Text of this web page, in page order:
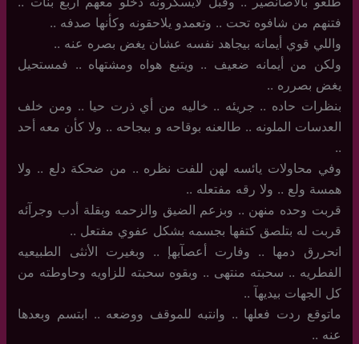
فتنهم من شافوه تحت .. وتعمدو يلاحقونه وكأنها صدفه ..
واللي قوي أيمانه بيجاهد نفسه عشان يغض بصره عنه ..
ولكن من أيمانه ضعيف .. ويتبع هواه ومشتهاه .. فمستحيل
يغض بصرره ..
بنظرات حاده .. جريئه .. خاليه من أي ذرت حيا .. ومن خلف
العدسات الملونه .. طالعنه بوقاحه و ببجاحه .. ولا كأن معه أحد
..
وفي محاولات يائسه لهن للفت نظره .. من ضحكة دلع .. ولا
همسة ولع .. ولا رقه مفتعله .. ‏
قربت وحده منهن .. وبزعم الضيق والزحمه وبقلة أدب وجرآئه
قربت له بتلصق كتفها بجسمه بشكل عفوي مفتعل ..
انحررق دمها .. وفارت أعصآبهإ .. وبغيرت الأنثى الطبيعيه
الفطريه .. سحبته منتهى .. وبقوه سحبته للزاويه وحاوطته من
كل الجهات بيديهآ ..
ماتوقع ردت فعلها .. وانتبه للموقف ووضعه .. ابتسم وبعدها
عنه ..